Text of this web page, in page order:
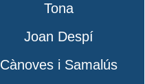
Tona
Joan Despí
Cànoves i Samalús